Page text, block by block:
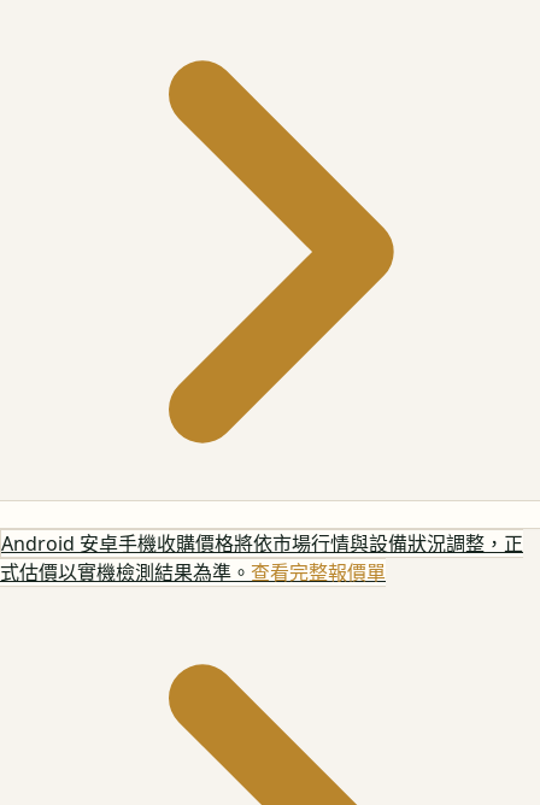
Android 安卓手機收購價格將依市場行情與設備狀況調整，正
式估價以實機檢測結果為準。 查看完整報價單